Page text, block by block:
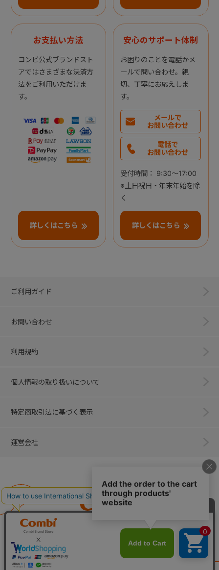
お支払い方法
コンビ公式ブランドスト
アではさまざまな決済方
法をご利用いただけま
す。
詳しくはこちら
安心のサポート体制
お困りのことを電話かメ
ールで問い合わせ。親
切、丁寧にお応えしま
す。
メールで
お問い合わせ
電話で
お問い合わせ
受付時間： 9:30～17:00
※土日祝日・年末年始を除
く
詳しくはこちら
ご利用ガイド
お問い合わせ
利用規約
個人情報の取り扱いについて
特定商取引法に基づく表示
運営会社
子育てに、イノベーションを。
ベビー用品のコンビ株式会社